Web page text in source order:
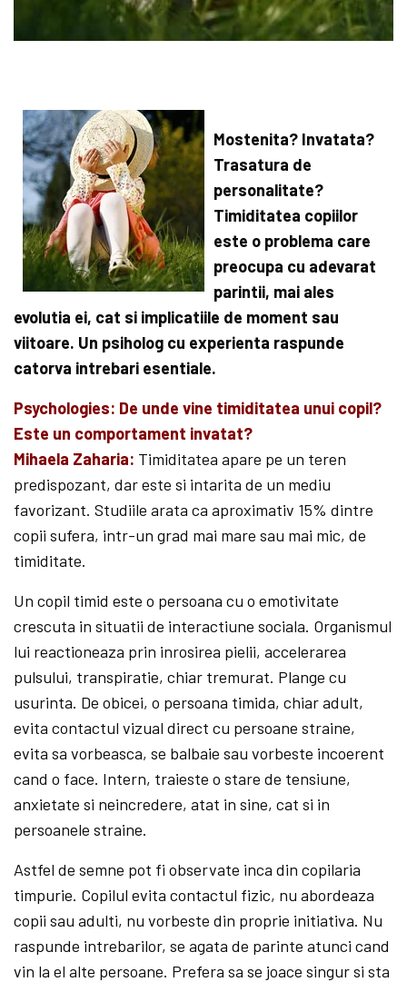
Mostenita? Invatata?
Trasatura de
personalitate?
Timiditatea copiilor
este o problema care
preocupa cu adevarat
parintii, mai ales
evolutia ei, cat si implicatiile de moment sau
viitoare. Un psiholog cu experienta raspunde
catorva intrebari esentiale.
Psychologies: De unde vine timiditatea unui copil?
Este un comportament invatat?
Mihaela Zaharia: Timiditatea apare pe un teren
predispozant, dar este si intarita de un mediu
favorizant. Studiile arata ca aproximativ 15% dintre
copii sufera, intr-un grad mai mare sau mai mic, de
timiditate.
Un copil timid este o persoana cu o emotivitate
crescuta in situatii de interactiune sociala. Organismul
lui reactioneaza prin inrosirea pielii, accelerarea
pulsului, transpiratie, chiar tremurat. Plange cu
usurinta. De obicei, o persoana timida, chiar adult,
evita contactul vizual direct cu persoane straine,
evita sa vorbeasca, se balbaie sau vorbeste incoerent
cand o face. Intern, traieste o stare de tensiune,
anxietate si neincredere, atat in sine, cat si in
persoanele straine.
Astfel de semne pot fi observate inca din copilaria
timpurie. Copilul evita contactul fizic, nu abordeaza
copii sau adulti, nu vorbeste din proprie initiativa. Nu
raspunde intrebarilor, se agata de parinte atunci cand
vin la el alte persoane. Prefera sa se joace singur si sta